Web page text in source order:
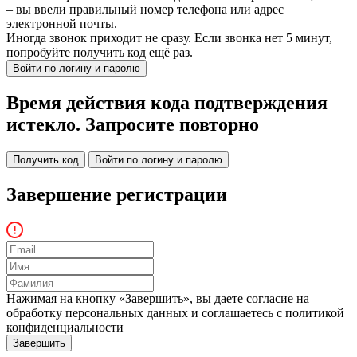
– вы ввели правильный номер телефона или адрес
электронной почты.
Иногда звонок приходит не сразу. Если звонка нет 5 минут,
попробуйте получить код ещё раз.
Войти по логину и паролю
Время действия кода подтверждения
истекло. Запросите повторно
Получить код Войти по логину и паролю
Завершение регистрации
Нажимая на кнопку «Завершить», вы даете согласие на
обработку персональных данных и соглашаетесь c политикой
конфиденциальности